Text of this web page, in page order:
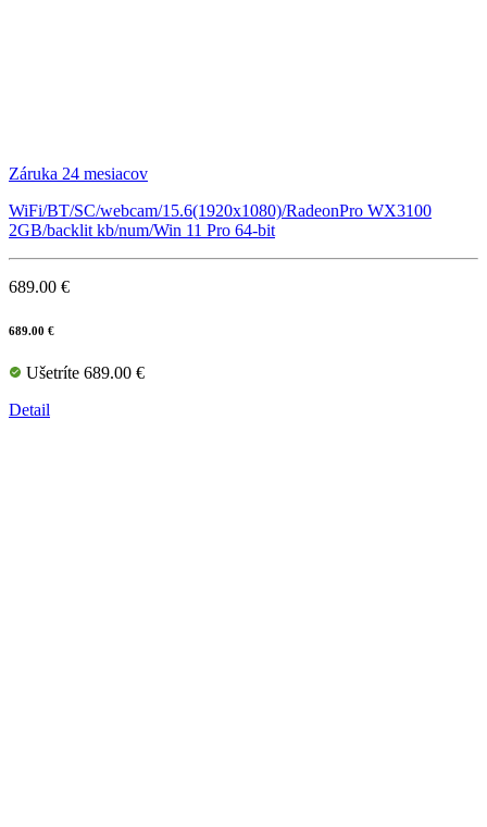
Záruka 24 mesiacov
WiFi/BT/SC/webcam/15.6(1920x1080)/RadeonPro WX3100
2GB/backlit kb/num/Win 11 Pro 64-bit
689.00 €
689.00 €
Ušetríte 689.00 €
Detail